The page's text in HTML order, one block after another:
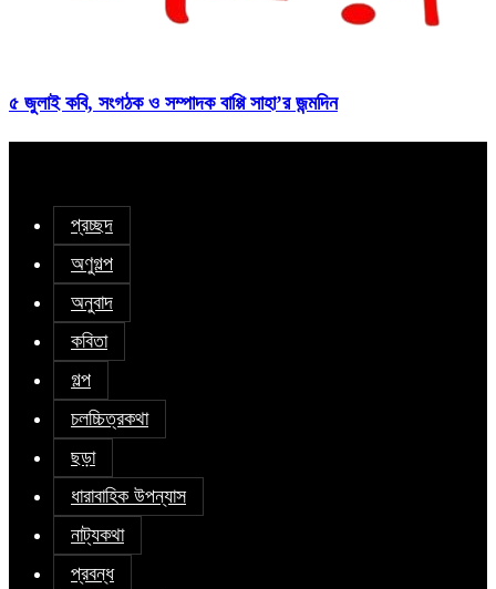
৫ জুলাই কবি, সংগঠক ও সম্পাদক বাপ্পি সাহা’র জন্মদিন
প্রচ্ছদ
অণুগল্প
অনুবাদ
কবিতা
গল্প
চলচ্চিত্রকথা
ছড়া
ধারাবাহিক উপন্যাস
নাট্যকথা
প্রবন্ধ